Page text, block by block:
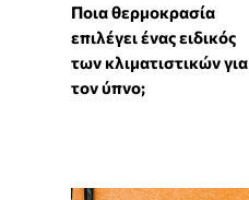
Ποια θερμοκρασία
επιλέγει ένας ειδικός
των κλιματιστικών για
τον ύπνο;